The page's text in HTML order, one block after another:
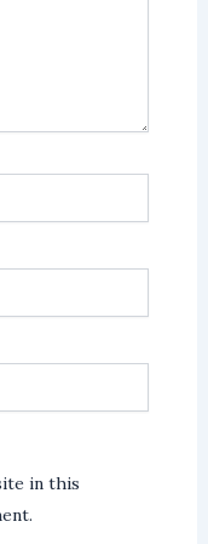
in this